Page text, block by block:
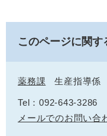
このページに関
薬務課 生産指導係
Tel：092-643-3286
メールでのお問い合